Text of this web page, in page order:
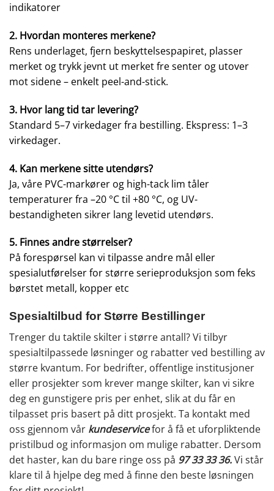
indikatorer
2. Hvordan monteres merkene?
Rens underlaget, fjern beskyttelsespapiret, plasser
merket og trykk jevnt ut merket fre senter og utover
mot sidene – enkelt peel-and-stick.
3. Hvor lang tid tar levering?
Standard 5–7 virkedager fra bestilling. Ekspress: 1–3
virkedager.
4. Kan merkene sitte utendørs?
Ja, våre PVC-markører og high-tack lim tåler
temperaturer fra –20 °C til +80 °C, og UV-
bestandigheten sikrer lang levetid utendørs.
5. Finnes andre størrelser?
På forespørsel kan vi tilpasse andre mål eller
spesialutførelser for større serieproduksjon som feks
børstet metall, kopper etc
Spesialtilbud for Større Bestillinger
Trenger du taktile skilter i større antall? Vi tilbyr
spesialtilpassede løsninger og rabatter ved bestilling av
større kvantum. For bedrifter, offentlige institusjoner
eller prosjekter som krever mange skilter, kan vi sikre
deg en gunstigere pris per enhet, slik at du får en
tilpasset pris basert på ditt prosjekt. Ta kontakt med
oss gjennom vår kundeservicefor å få et uforpliktende
pristilbud og informasjon om mulige rabatter. Dersom
det haster, kan du bare ringe oss på 97 33 33 36.Vi står
klare til å hjelpe deg med å finne den beste løsningen